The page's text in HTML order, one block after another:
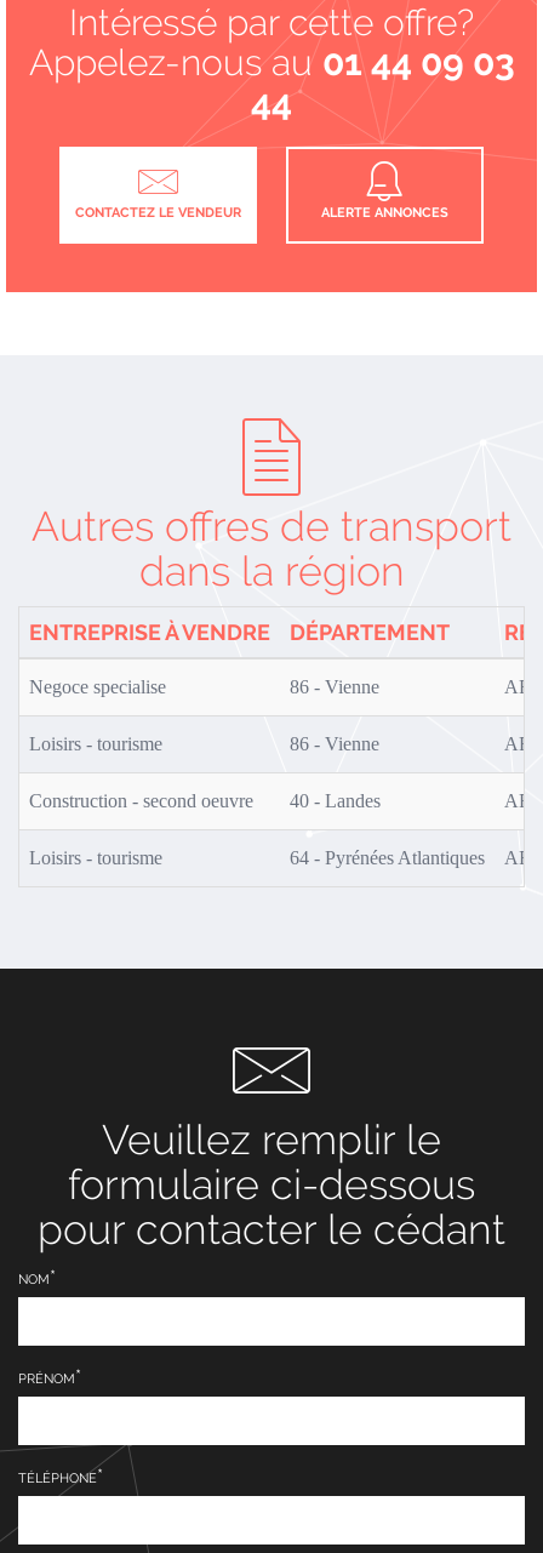
Intéressé par cette offre?
Appelez-nous au01 44 09 03
44
CONTACTEZ LE VENDEUR ALERTE ANNONCES
Autres offres de transport
dans la région
ENTREPRISE À VENDRE DÉPARTEMENT
Negoce specialise 86 - Vienne
Loisirs - tourisme 86 - Vienne
Construction - second oeuvre 40 - Landes
Loisirs - tourisme 64 - Pyrénées Atlantiques
Veuillez remplir le
formulaire ci-dessous
pour contacter le cédant
NOM
PRÉNOM
TÉLÉPHONE